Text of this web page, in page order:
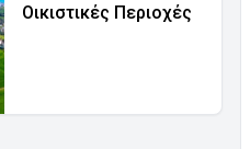
Οικιστικές Περιοχές